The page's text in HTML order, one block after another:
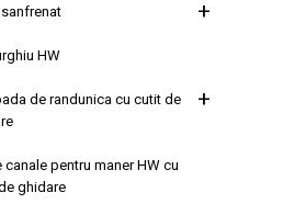
HW
de randunica cu cutit de
canale pentru maner HW cu
ghidare